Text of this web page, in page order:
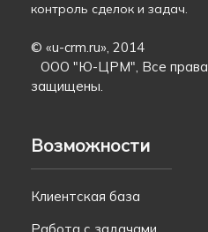
контроль сделок и задач.
© «u-crm.ru», 2014
ООО "Ю-ЦРМ", Все права
защищены.
Возможности
Клиентская база